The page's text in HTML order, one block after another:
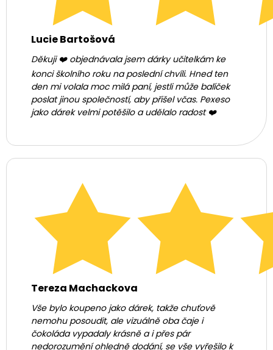
Lucie Bartošová
Děkuji ❤️ objednávala jsem dárky učitelkám ke
konci školního roku na poslední chvíli. Hned ten
den mi volala moc milá paní, jestli může balíček
poslat jinou společností, aby přišel včas. Pexeso
jako dárek velmi potěšilo a udělalo radost ❤️
Tereza Machackova
Vše bylo koupeno jako dárek, takže chuťově
nemohu posoudit, ale vizuálně oba čaje i
čokoláda vypadaly krásně a i přes pár
nedorozumění ohledně dodání, se vše vyřešilo k